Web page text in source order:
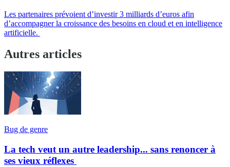
Les partenaires prévoient d’investir 3 milliards d’euros afin
d’accompagner la croissance des besoins en cloud et en intelligence
artificielle.
Autres articles
Bug de genre
La tech veut un autre leadership... sans renoncer à
ses vieux réflexes